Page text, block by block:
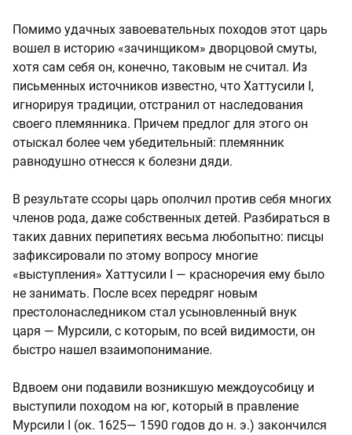
Помимо удачных завоевательных походов этот царь
вошел в историю «зачинщиком» дворцовой смуты,
хотя сам себя он, конечно, таковым не считал. Из
письменных источников известно, что Хаттусили I,
игнорируя традиции, отстранил от наследования
своего племянника. Причем предлог для этого он
отыскал более чем убедительный: племянник
равнодушно отнесся к болезни дяди.
В результате ссоры царь ополчил против себя многих
членов рода, даже собственных детей. Разбираться в
таких давних перипетиях весьма любопытно: писцы
зафиксировали по этому вопросу многие
«выступления» Хаттусили I — красноречия ему было
не занимать. После всех передряг новым
престолонаследником стал усыновленный внук
царя — Мурсили, с которым, по всей видимости, он
быстро нашел взаимопонимание.
Вдвоем они подавили возникшую междоусобицу и
выступили походом на юг, который в правление
Мурсили I (ок. 1625— 1590 годов до н. э.) закончился